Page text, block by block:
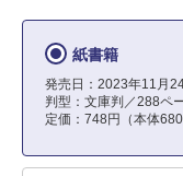
紙書籍
発売日：2023年11月
判型：文庫判／288ペ
定価：748円（本体680